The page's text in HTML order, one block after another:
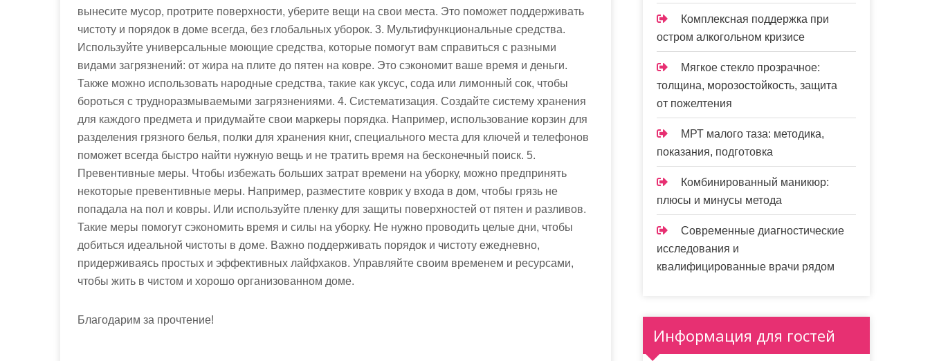
вынесите мусор, протрите поверхности, уберите вещи на свои места. Это поможет поддерживать
чистоту и порядок в доме всегда, без глобальных уборок. 3. Мультифункциональные средства.
Используйте универсальные моющие средства, которые помогут вам справиться с разными
видами загрязнений: от жира на плите до пятен на ковре. Это сэкономит ваше время и деньги.
Также можно использовать народные средства, такие как уксус, сода или лимонный сок, чтобы
бороться с трудноразмываемыми загрязнениями. 4. Систематизация. Создайте систему хранения
для каждого предмета и придумайте свои маркеры порядка. Например, использование корзин для
разделения грязного белья, полки для хранения книг, специального места для ключей и телефонов
поможет всегда быстро найти нужную вещь и не тратить время на бесконечный поиск. 5.
Превентивные меры. Чтобы избежать больших затрат времени на уборку, можно предпринять
некоторые превентивные меры. Например, разместите коврик у входа в дом, чтобы грязь не
попадала на пол и ковры. Или используйте пленку для защиты поверхностей от пятен и разливов.
Такие меры помогут сэкономить время и силы на уборку. Не нужно проводить целые дни, чтобы
добиться идеальной чистоты в доме. Важно поддерживать порядок и чистоту ежедневно,
придерживаясь простых и эффективных лайфхаков. Управляйте своим временем и ресурсами,
чтобы жить в чистом и хорошо организованном доме.
Благодарим за прочтение!
Комплексная поддержка при
остром алкогольном кризисе
Мягкое стекло прозрачное:
толщина, морозостойкость, защита
от пожелтения
МРТ малого таза: методика,
показания, подготовка
Комбинированный маникюр:
плюсы и минусы метода
Современные диагностические
исследования и
квалифицированные врачи рядом
Информация для гостей